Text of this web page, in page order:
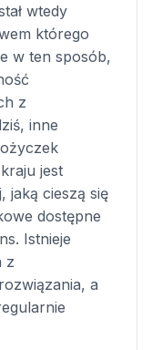
wtedy
którego
w ten sposób,
z
inne
jest
jaką cieszą się
dostępne
Istnieje
z
a